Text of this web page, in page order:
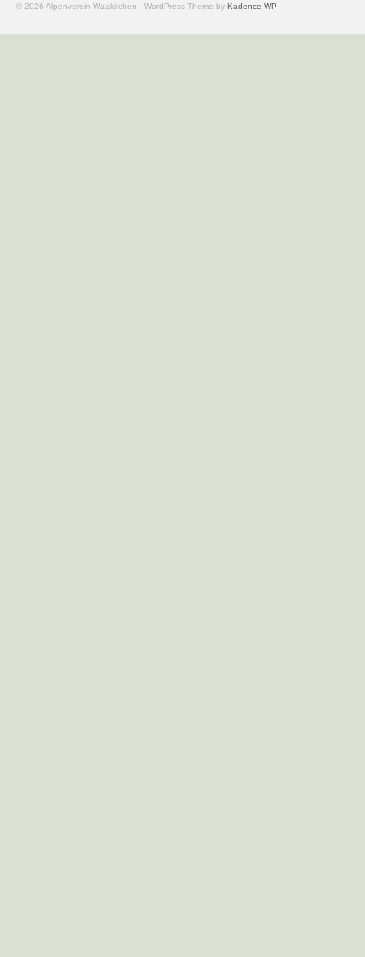
© 2026 Alpenverein Waakirchen - WordPress Theme by Kadence WP